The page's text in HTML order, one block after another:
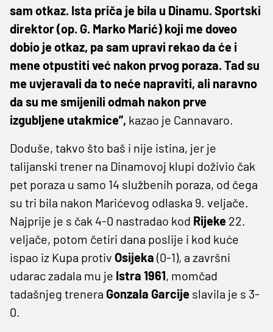
sam otkaz. Ista priča je bila u Dinamu. Sportski
direktor (op. G. Marko Marić) koji me doveo
dobio je otkaz, pa sam upravi rekao da će i
mene otpustiti već nakon prvog poraza. Tad su
me uvjeravali da to neće napraviti, ali naravno
da su me smijenili odmah nakon prve
izgubljene utakmice”, kazao je Cannavaro.
Doduše, takvo što baš i nije istina, jer je
talijanski trener na Dinamovoj klupi doživio čak
pet poraza u samo 14 službenih poraza, od čega
su tri bila nakon Marićevog odlaska 9. veljače.
Najprije je s čak 4-0 nastradao kod Rijeke 22.
veljače, potom četiri dana poslije i kod kuće
ispao iz Kupa protiv Osijeka (0-1), a završni
udarac zadala mu je Istra 1961, momčad
tadašnjeg trenera Gonzala Garcije slavila je s 3-
0.